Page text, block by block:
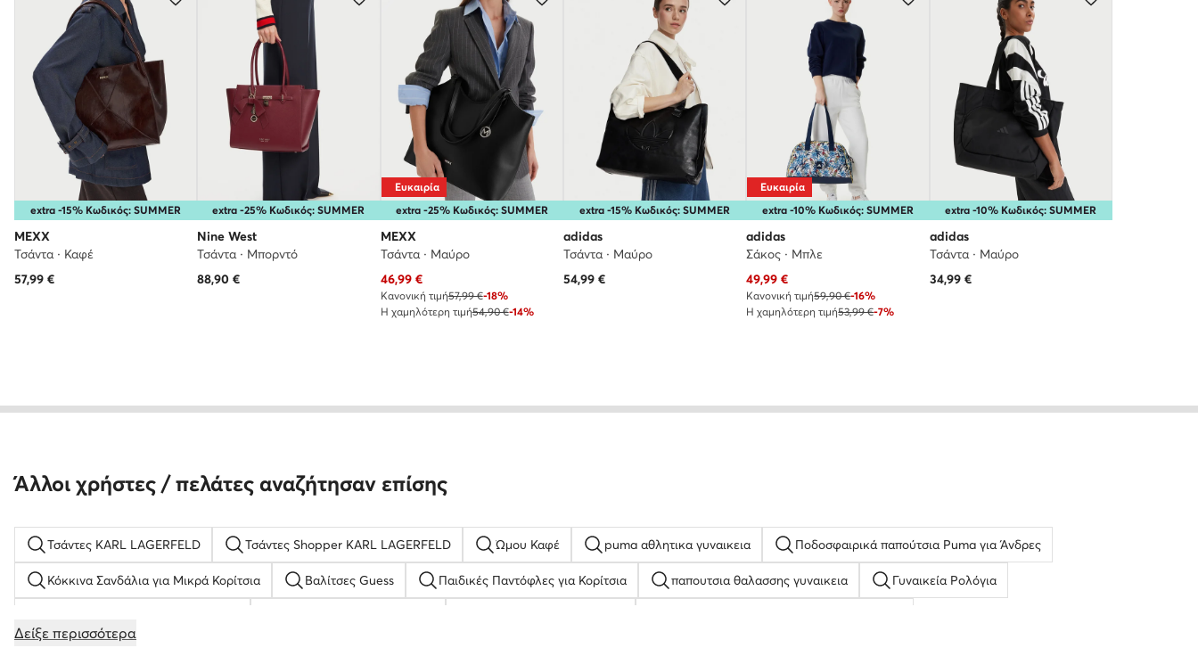
extra -15% Κωδικός: SUMMER
MEXX
Τσάντα · Καφέ
57,99 €
extra -25% Κωδικός: SUMMER
Nine West
Τσάντα · Μπορντό
88,90 €
extra -25% Κωδικός: SUMMER
Ευκαιρία
MEXX
Τσάντα · Μαύρο
Τρέχουσα τιμή
46,99€
Κανονική τιμή57,99 €-18%
Η χαμηλότερη τιμή54,90 €-14%
extra -15% Κωδικός: SUMMER
adidas
Τσάντα · Μαύρο
54,99€
extra -10% Κωδικός: SUMMER
Ευκαιρία
adidas
Σάκος · Μπλε
Τρέχουσα τιμή
49,99 €
Κανονική τιμή59,90 €-16%
Η χαμηλότερη τιμή53,99 €-7%
extra -10% Κωδικός: SUMMER
adidas
Τσάντα · Μαύρο
34,99€
Άλλοι χρήστες / πελάτες αναζήτησαν επίσης
Τσάντες KARL LAGERFELD Τσάντες Shopper KARL LAGERFELD Ώμου Καφέ puma αθλητικα γυναικεια Ποδοσφαιρικά παπούτσια Puma για Άνδρες
Κόκκινα Σανδάλια για Μικρά Κορίτσια Βαλίτσες Guess Παιδικές Παντόφλες για Κορίτσια παπουτσια θαλασσης γυναικεια Γυναικεία Ρολόγια
Δείξε περισσότερα